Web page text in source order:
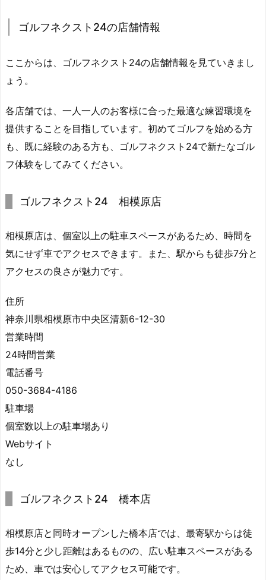
で
ま
3.
2.
フ
ラ
は
す
要
が
あ
り
ま
す
3.
は
能
か？
ゴルフネクスト24の店舗情報
ここからは、ゴルフネクスト24の店舗情報を見ていきまし
ょう。
各店舗では、一人一人のお客様に合った最適な練習環境を
提供することを目指しています。初めてゴルフを始める方
も、既に経験のある方も、ゴルフネクスト24で新たなゴル
フ体験をしてみてください。
ゴルフネクスト24 相模原店
相模原店は、個室以上の駐車スペースがあるため、時間を
気にせず車でアクセスできます。また、駅からも徒歩7分と
アクセスの良さが魅力です。
住所
神奈川県相模原市中央区清新6-12-30
営業時間
24時間営業
電話番号
050-3684-4186
駐車場
個室数以上の駐車場あり
Webサイト
なし
ゴルフネクスト24 橋本店
相模原店と同時オープンした橋本店では、最寄駅からは徒
歩14分と少し距離はあるものの、広い駐車スペースがある
ため、車では安心してアクセス可能です。